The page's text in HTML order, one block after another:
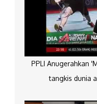
PPLI Anugerahkan
tangkis dunia